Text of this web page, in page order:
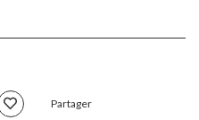
Partager